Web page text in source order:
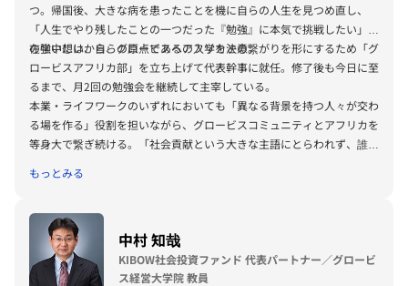
つ。帰国後、大きな病を患ったことを機に自らの人生を見つめ直し、
「人生でやり残したことの一つだった『勉強』に本気で挑戦したい」と
の強い想いから、グロービスへの入学を決意。
在学中には、自らの原点であるアフリカとの繋がりを形にするため「グ
ロービスアフリカ部」を立ち上げて代表幹事に就任。修了後も今日に至
るまで、月2回の勉強会を継続して主宰している。
本業・ライフワークのいずれにおいても「異なる背景を持つ人々が交わ
る場を作る」役割を担いながら、グロービスコミュニティとアフリカを
等身大で繋ぎ続ける。「社会貢献という大きな主語にとらわれず、誰も
もっとみる
中村 知哉
KIBOW社会投資ファンド 代表パートナー／グロービ
ス経営大学院 教員